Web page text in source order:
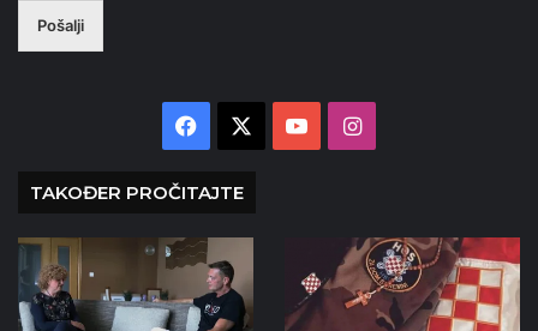
Pošalji
Facebook YouTubeInstagram
TAKOĐER PROČITAJTE